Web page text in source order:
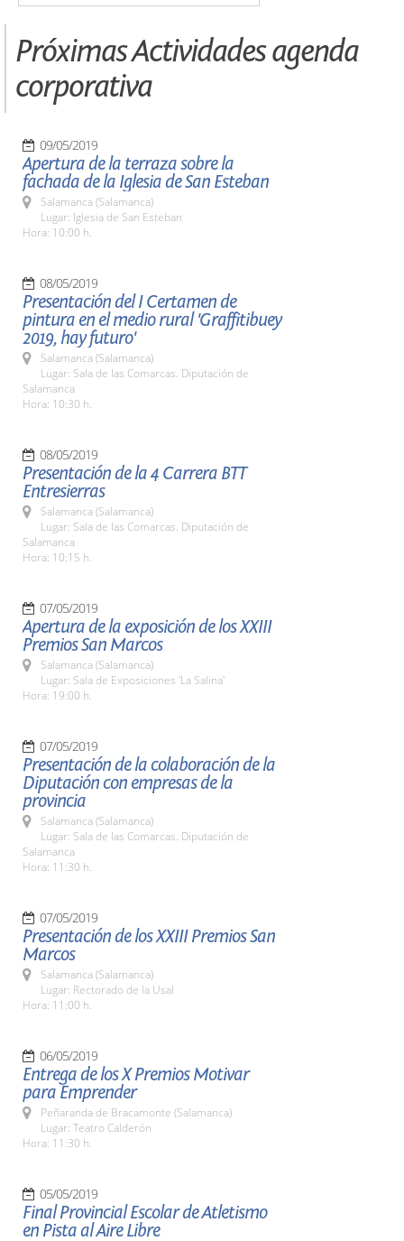
Próximas Actividades agenda
corporativa
09/05/2019
Apertura de la terraza sobre la
fachada de la Iglesia de San Esteban
Salamanca (Salamanca)
Lugar: Iglesia de San Esteban
Hora: 10:00 h.
08/05/2019
Presentación del I Certamen de
pintura en el medio rural 'Graffitibuey
2019, hay futuro'
Salamanca (Salamanca)
Lugar: Sala de las Comarcas. Diputación de
Salamanca
Hora: 10:30 h.
08/05/2019
Presentación de la 4 Carrera BTT
Entresierras
Salamanca (Salamanca)
Lugar: Sala de las Comarcas. Diputación de
Salamanca
Hora: 10:15 h.
07/05/2019
Apertura de la exposición de los XXIII
Premios San Marcos
Salamanca (Salamanca)
Lugar: Sala de Exposiciones 'La Salina'
Hora: 19:00 h.
07/05/2019
Presentación de la colaboración de la
Diputación con empresas de la
provincia
Salamanca (Salamanca)
Lugar: Sala de las Comarcas. Diputación de
Salamanca
Hora: 11:30 h.
07/05/2019
Presentación de los XXIII Premios San
Marcos
Salamanca (Salamanca)
Lugar: Rectorado de la Usal
Hora: 11:00 h.
06/05/2019
Entrega de los X Premios Motivar
para Emprender
Peñaranda de Bracamonte (Salamanca)
Lugar: Teatro Calderón
Hora: 11:30 h.
05/05/2019
Final Provincial Escolar de Atletismo
en Pista al Aire Libre